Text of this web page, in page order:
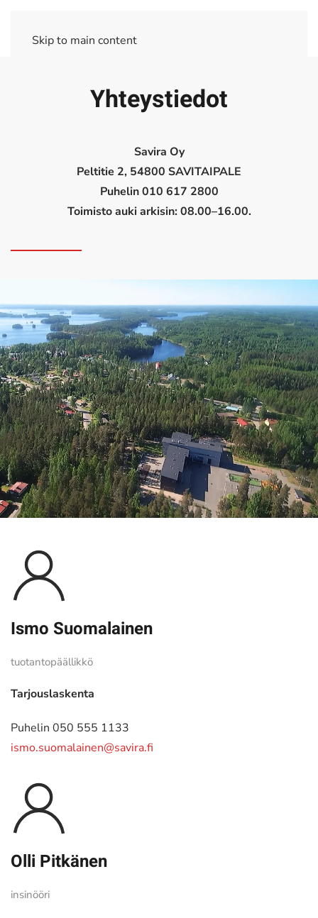
Skip to main content
Yhteystiedot
Savira Oy
Peltitie 2, 54800 SAVITAIPALE
Puhelin 010 617 2800
Toimisto auki arkisin: 08.00–16.00.
Ismo Suomalainen
tuotantopäällikkö
Tarjouslaskenta
Puhelin 050 555 1133
ismo.suomalainen@savira.fi
Olli Pitkänen
insinööri